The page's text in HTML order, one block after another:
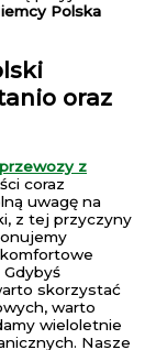
Polska
oraz
przewozy z
coraz
uwagę na
z tej przyczyny
Gdybyś
skorzystać
warto
wieloletnie
Nasze